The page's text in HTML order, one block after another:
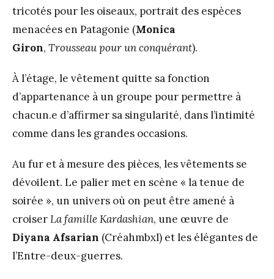
tricotés pour les oiseaux, portrait des espèces
menacées en Patagonie (Monica
Giron, Trousseau pour un conquérant).
À l’étage, le vêtement quitte sa fonction
d’appartenance à un groupe pour permettre à
chacun.e d’affirmer sa singularité, dans l’intimité
comme dans les grandes occasions.
Au fur et à mesure des pièces, les vêtements se
dévoilent. Le palier met en scène « la tenue de
soirée », un univers où on peut être amené à
croiserLa famille Kardashian, une œuvre de
Diyana Afsarian (Créahmbxl) et les élégantes de
l’Entre-deux-guerres.